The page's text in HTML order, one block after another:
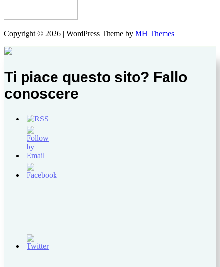
Copyright © 2026 | WordPress Theme by MH Themes
Ti piace questo sito? Fallo
conoscere